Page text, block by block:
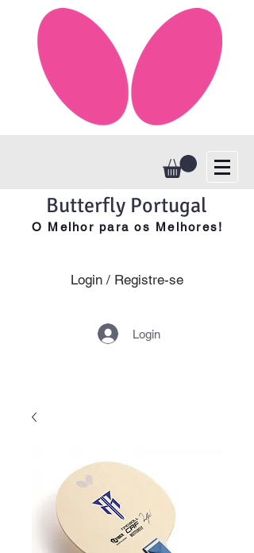
Butterfly Portugal
O Melhor para os Melhores!
Login / Registre-se
Login